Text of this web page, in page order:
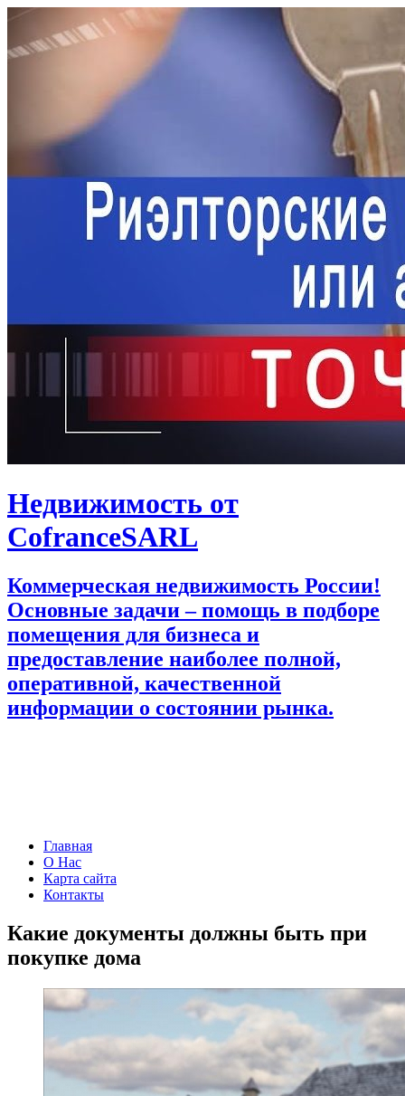
Недвижимость от
CofranceSARL
Коммерческая недвижимость России!
Основные задачи – помощь в подборе
помещения для бизнеса и
предоставление наиболее полной,
оперативной, качественной
информации о состоянии рынка.
Главная
О Нас
Карта сайта
Контакты
Какие документы должны быть при
покупке дома